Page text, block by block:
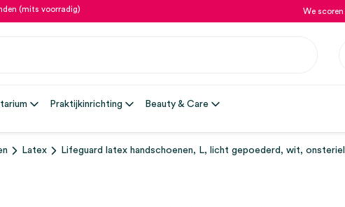
(mits voorradig) We scoren
Praktijkinrichting Beauty & Care
Latex Lifeguard latex handschoenen, L, licht gepoederd, wit,